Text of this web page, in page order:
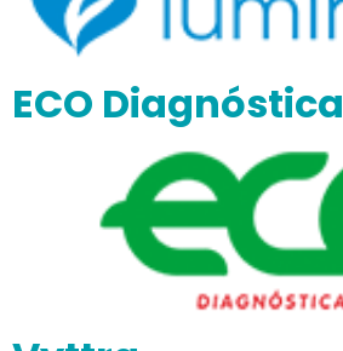
ECO Diagnóstica